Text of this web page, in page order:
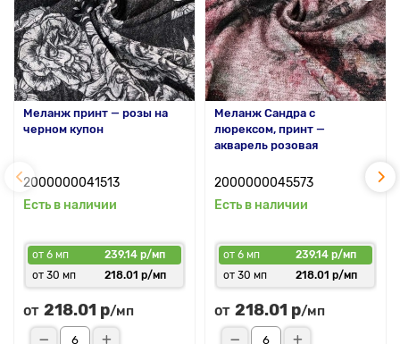
Меланж принт — розы на
черном купон
2000000041513
Есть в наличии
от 6 мп
239.14 р/мп
от 30 мп
218.01 р/мп
от 218.01 р/мп
Меланж Сандра с
люрексом, принт —
акварель розовая
2000000045573
Есть в наличии
от 6 мп
239.14 р/мп
от 30 мп
218.01 р/мп
от 218.01 р/мп